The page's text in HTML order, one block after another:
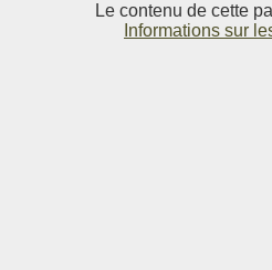
Le contenu de cette
Informations sur